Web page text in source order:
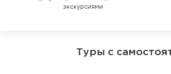
экскурсиями
Туры с